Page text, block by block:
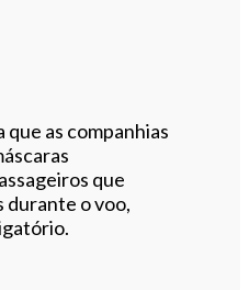
que as companhias
que
durante o voo,